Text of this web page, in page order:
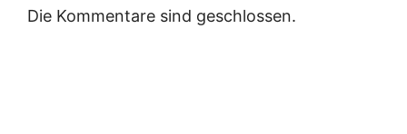
Die Kommentare sind geschlossen.